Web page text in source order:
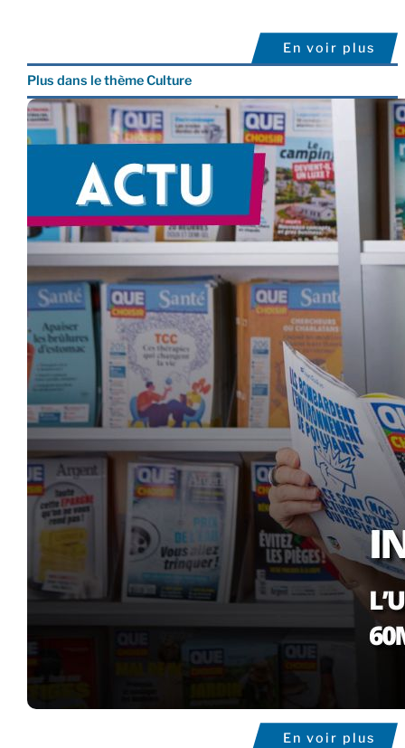
En voir plus
Plus dans le thème Culture
En voir plus